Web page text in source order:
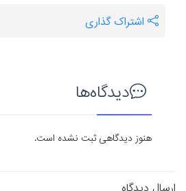
اشتراک گذاری
دیدگاه‌ها
هنوز دیدگاهی ثبت نشده است.